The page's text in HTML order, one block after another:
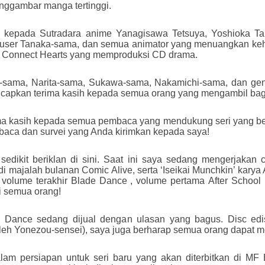
manga tertinggi.
Sutradara anime Yanagisawa Tetsuya, Yoshioka
Tanaka-sama, dan semua animator yang menuangkan
Hearts yang memproduksi CD drama.
Narita-sama, Sukawa-sama, Nakamichi-sama, dan
terima kasih kepada semua orang yang mengambil
kasih kepada semua pembaca yang mendukung seri yang
dan survei yang Anda kirimkan kepada saya!
beriklan di sini. Saat ini saya sedang mengerjakan
majalah bulanan Comic Alive, serta ‘Iseikai Munchkin’
terakhir Blade Dance , volume pertama After
semua orang!
sedang dijual dengan ulasan yang bagus. Disc
Yonezou-sensei), saya juga berharap semua orang dapat
persiapan untuk seri baru yang akan diterbitkan di